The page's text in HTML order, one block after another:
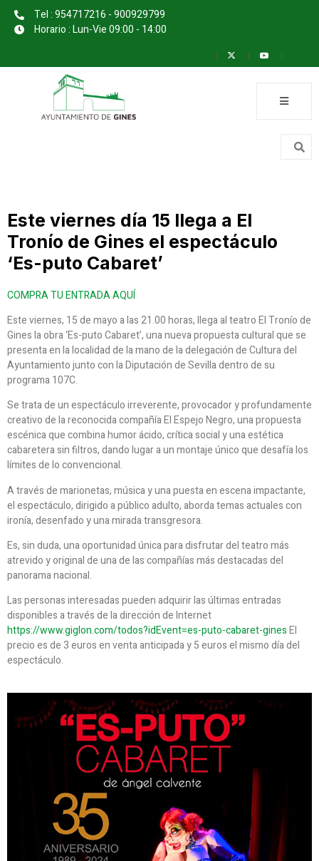
Tel : 954717216 - 900929799
Horario : Lun-Vie 09:00 - 14:00
Este viernes día 15 llega a El
Tronío de Gines el espectáculo
‘Es-puto Cabaret’
COMPRA TU ENTRADA AQUÍ
Este viernes, 15 de mayo a las 21.00 horas, llega al teatro El Tronío de
Gines la obra ‘Es-puto Cabaret’, una nueva propuesta cultural que se
presenta en la localidad de la mano de la delegación de Cultura del
Ayuntamiento junto con la Diputación de Sevilla dentro de su
programa 107C.
Se trata de un espectáculo irreverente, provocador y profundamente
creativo de la reconocida compañía El Espejo Negro, una propuesta
escénica que combina humor ácido, crítica social y una estética
cabaretera sin filtros, dando lugar a un montaje único que desafía los
límites de lo convencional.
A través de marionetas, música y una puesta en escena impactante,
el espectáculo, dirigido a público adulto, aborda temas actuales con
ironía, desenfado y una mirada transgresora.
Es, sin duda, una oportunidad única para disfrutar del teatro más
atrevido y original de una de las compañías más destacadas del
panorama nacional.
Las personas interesadas pueden adquirir las últimas entradas
disponibles a través de la dirección de Internet
https://www.giglon.com/todos?idEvent=es-puto-cabaret-ginesEl
precio es de 3 euros en venta anticipada y 5 euros el mismo día del
espectáculo.